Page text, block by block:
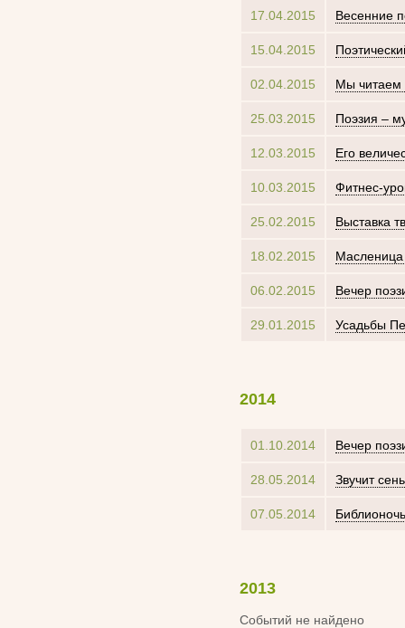
17.04.2015 Весенние
15.04.2015
02.04.2015 Мы читаем
25.03.2015 Поэзия –
12.03.2015 Его
10.03.2015 Фитнес-
25.02.2015 Выставка
18.02.2015 Масленица
06.02.2015 Вечер
29.01.2015 Усадьбы
2014
01.10.2014 Вечер
28.05.2014 Звучит
07.05.2014
2013
Событий не найдено